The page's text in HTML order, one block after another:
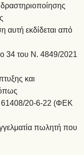
αυτή εκδίδεται από
34 του Ν. 4849/2021
και
61408/20-6-22 (ΦΕΚ
πωλητή που